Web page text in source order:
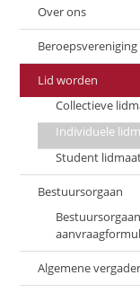
Over ons
Beroepsvereniging
Lid worden
Collectieve
Individuele
Student
Bestuursorgaan
Algemene